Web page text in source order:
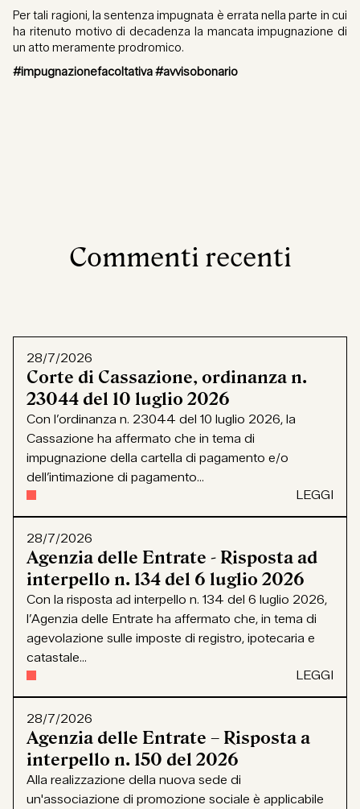
Per tali ragioni, la sentenza impugnata è errata nella parte in cui
ha ritenuto motivo di decadenza la mancata impugnazione di
un atto meramente prodromico.
#impugnazionefacoltativa #avvisobonario
Commenti recenti
28/7/2026
Corte di Cassazione, ordinanza n.
23044 del 10 luglio 2026
Con l’ordinanza n. 23044 del 10 luglio 2026, la
Cassazione ha affermato che in tema di
impugnazione della cartella di pagamento e/o
dell’intimazione di pagamento...
LEGGI
28/7/2026
Agenzia delle Entrate - Risposta ad
interpello n. 134 del 6 luglio 2026
Con la risposta ad interpello n. 134 del 6 luglio 2026,
l’Agenzia delle Entrate ha affermato che, in tema di
agevolazione sulle imposte di registro, ipotecaria e
catastale...
LEGGI
28/7/2026
Agenzia delle Entrate – Risposta a
interpello n. 150 del 2026
Alla realizzazione della nuova sede di
un'associazione di promozione sociale è applicabile